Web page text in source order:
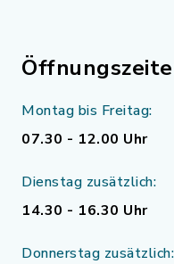
Montag bis Freitag:
07.30 - 12.00 Uhr
Dienstag zusätzlich:
14.30 - 16.30 Uhr
Donnerstag zusätzlich: